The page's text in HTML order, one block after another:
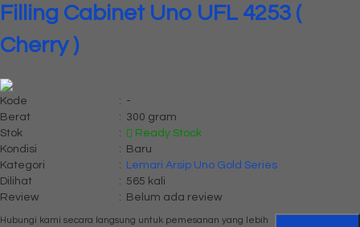
Filling Cabinet Uno UFL 4253 (
Cherry )
Kode : -
Berat
: 300 gram
Stok
:
Ready Stock
Kondisi
: Baru
Kategori
: Lemari Arsip Uno Gold Series
Dilihat
: 565 kali
Review
: Belum ada review
Hubungi kami secara langsung untuk pemesanan yang lebih